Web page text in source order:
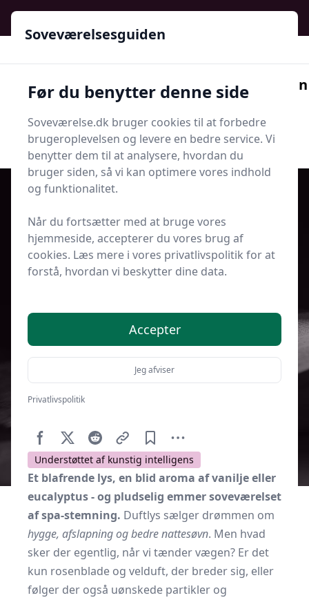
Soveværelsesguiden
Søg nu
Søg nu
Udgivet i Indretning og Hygge
Er duftlys sikre at bruge i
soveværelset?
Understøttet af kunstig intelligens
Et blafrende lys, en blid aroma af vanilje eller
eucalyptus - og pludselig emmer soveværelset
af spa-stemning. Duftlys sælger drømmen om
hygge, afslapning og bedre nattesøvn. Men hvad
sker der egentlig, når vi tænder vægen? Er det
kun rosenblade og velduft, der breder sig, eller
følger der også uønskede partikler og
Soveværelsesguiden
Før du benytter denne side
Soveværelse.dk bruger cookies til at forbedre
brugeroplevelsen og levere en bedre service. Vi
benytter dem til at analysere, hvordan du
bruger siden, så vi kan optimere vores indhold
og funktionalitet.
Når du fortsætter med at bruge vores
hjemmeside, accepterer du vores brug af
cookies. Læs mere i vores privatlivspolitik for at
forstå, hvordan vi beskytter dine data.
Accepter
Jeg afviser
Privatlivspolitik